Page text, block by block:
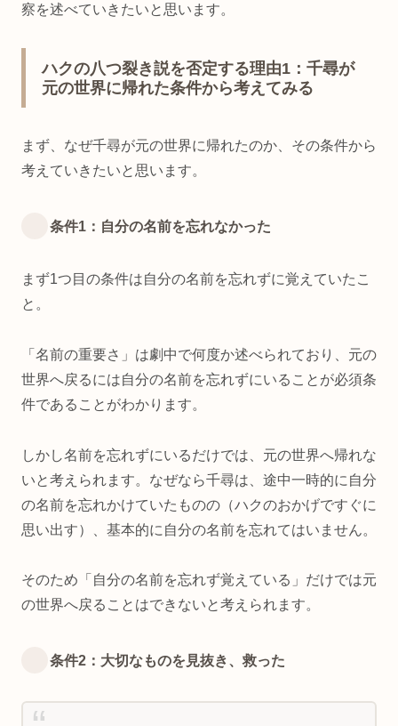
察を述べていきたいと思います。
ハクの八つ裂き説を否定する理由1：千尋が
元の世界に帰れた条件から考えてみる
まず、なぜ千尋が元の世界に帰れたのか、その条件から
考えていきたいと思います。
条件1：自分の名前を忘れなかった
まず1つ目の条件は自分の名前を忘れずに覚えていたこ
と。
「名前の重要さ」は劇中で何度か述べられており、元の
世界へ戻るには自分の名前を忘れずにいることが必須条
件であることがわかります。
しかし名前を忘れずにいるだけでは、元の世界へ帰れな
いと考えられます。なぜなら千尋は、途中一時的に自分
の名前を忘れかけていたものの（ハクのおかげですぐに
思い出す）、基本的に自分の名前を忘れてはいません。
そのため「自分の名前を忘れず覚えている」だけでは元
の世界へ戻ることはできないと考えられます。
条件2：大切なものを見抜き、救った